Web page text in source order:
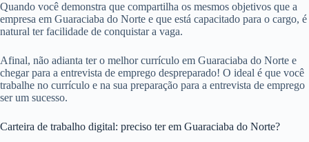
Quando você demonstra que compartilha os mesmos objetivos que a
empresa em Guaraciaba do Norte e que está capacitado para o cargo, é
natural ter facilidade de conquistar a vaga.
Afinal, não adianta ter o melhor currículo em Guaraciaba do Norte e
chegar para a entrevista de emprego despreparado! O ideal é que você
trabalhe no currículo e na sua preparação para a entrevista de emprego
ser um sucesso.
Carteira de trabalho digital: preciso ter em Guaraciaba do Norte?